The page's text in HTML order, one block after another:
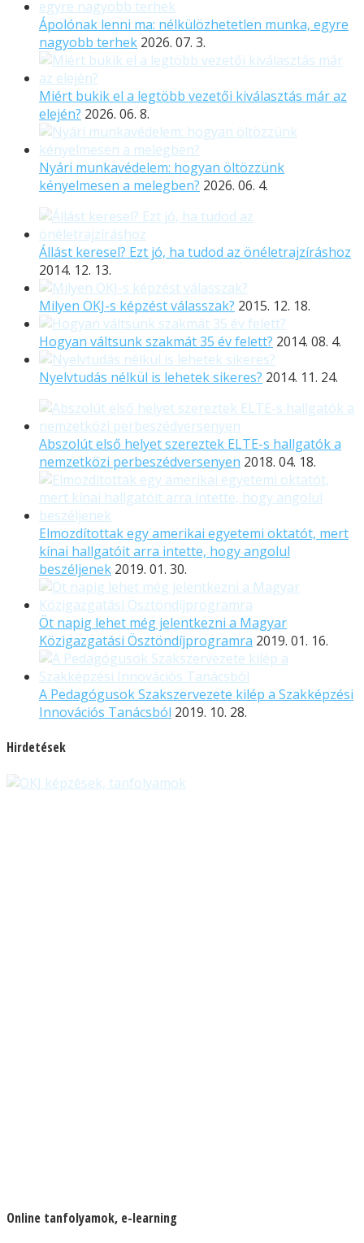
Ápolónak lenni ma: nélkülözhetetlen munka, egyre
nagyobb terhek 2026. 07. 3.
Miért bukik el a legtöbb vezetői kiválasztás már az
elején? 2026. 06. 8.
Nyári munkavédelem: hogyan öltözzünk
kényelmesen a melegben? 2026. 06. 4.
Állást keresel? Ezt jó, ha tudod az önéletrajzíráshoz
2014. 12. 13.
Milyen OKJ-s képzést válasszak? 2015. 12. 18.
Hogyan váltsunk szakmát 35 év felett? 2014. 08. 4.
Nyelvtudás nélkül is lehetek sikeres? 2014. 11. 24.
Abszolút első helyet szereztek ELTE-s hallgatók a
nemzetközi perbeszédversenyen 2018. 04. 18.
Elmozdítottak egy amerikai egyetemi oktatót, mert
kínai hallgatóit arra intette, hogy angolul
beszéljenek 2019. 01. 30.
Öt napig lehet még jelentkezni a Magyar
Közigazgatási Ösztöndíjprogramra 2019. 01. 16.
A Pedagógusok Szakszervezete kilép a Szakképzési
Innovációs Tanácsból 2019. 10. 28.
Hirdetések
Online tanfolyamok, e-learning